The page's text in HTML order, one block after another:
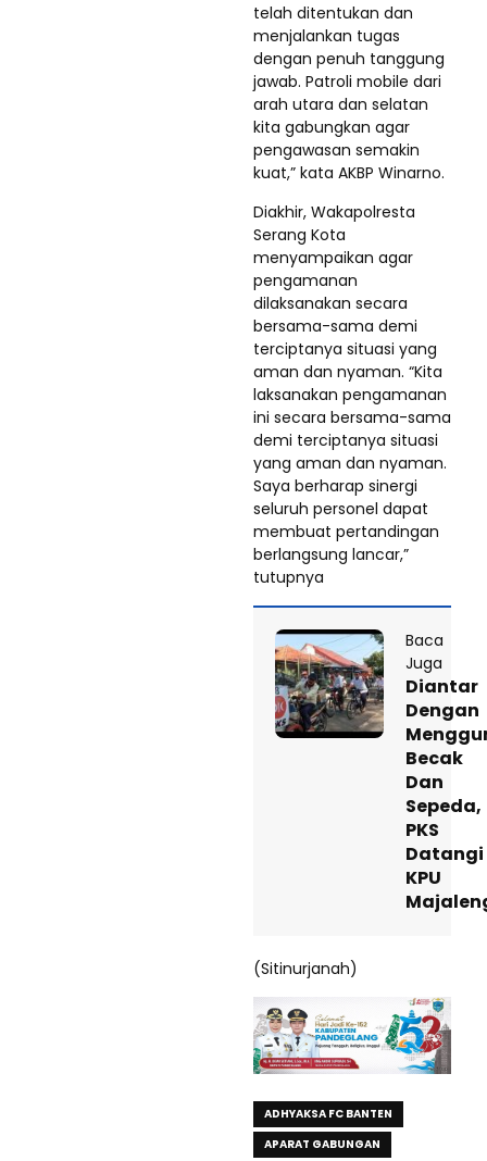
telah ditentukan dan
menjalankan tugas
dengan penuh tanggung
jawab. Patroli mobile dari
arah utara dan selatan
kita gabungkan agar
pengawasan semakin
kuat,” kata AKBP Winarno.
Diakhir, Wakapolresta
Serang Kota
menyampaikan agar
pengamanan
dilaksanakan secara
bersama-sama demi
terciptanya situasi yang
aman dan nyaman. “Kita
laksanakan pengamanan
ini secara bersama-sama
demi terciptanya situasi
yang aman dan nyaman.
Saya berharap sinergi
seluruh personel dapat
membuat pertandingan
berlangsung lancar,”
tutupnya
Baca
Juga
Diantar
Dengan
Becak
Dan
Sepeda,
PKS
Datangi
KPU
(Sitinurjanah)
ADHYAKSA FC BANTEN
APARAT GABUNGAN